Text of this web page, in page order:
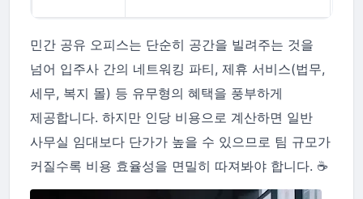
민간 공유 오피스는 단순히 공간을 빌려주는 것을
넘어 입주사 간의 네트워킹 파티, 제휴 서비스(법무,
세무, 복지 몰) 등 유무형의 혜택을 풍부하게
제공합니다. 하지만 인당 비용으로 계산하면 일반
사무실 임대보다 단가가 높을 수 있으므로 팀 규모가
커질수록 비용 효율성을 면밀히 따져봐야 합니다. ☕